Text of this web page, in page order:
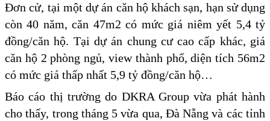
Đơn cử, tại một dự án căn hộ khách sạn, hạn sử dụng
còn 40 năm, căn 47m2 có mức giá niêm yết 5,4 tỷ
đồng/căn hộ. Tại dự án chung cư cao cấp khác, giá
căn hộ 2 phòng ngủ, view thành phố, diện tích 56m2
có mức giá thấp nhất 5,9 tỷ đồng/căn hộ…
Báo cáo thị trường do DKRA Group vừa phát hành
cho thấy, trong tháng 5 vừa qua, Đà Nẵng và các tỉnh